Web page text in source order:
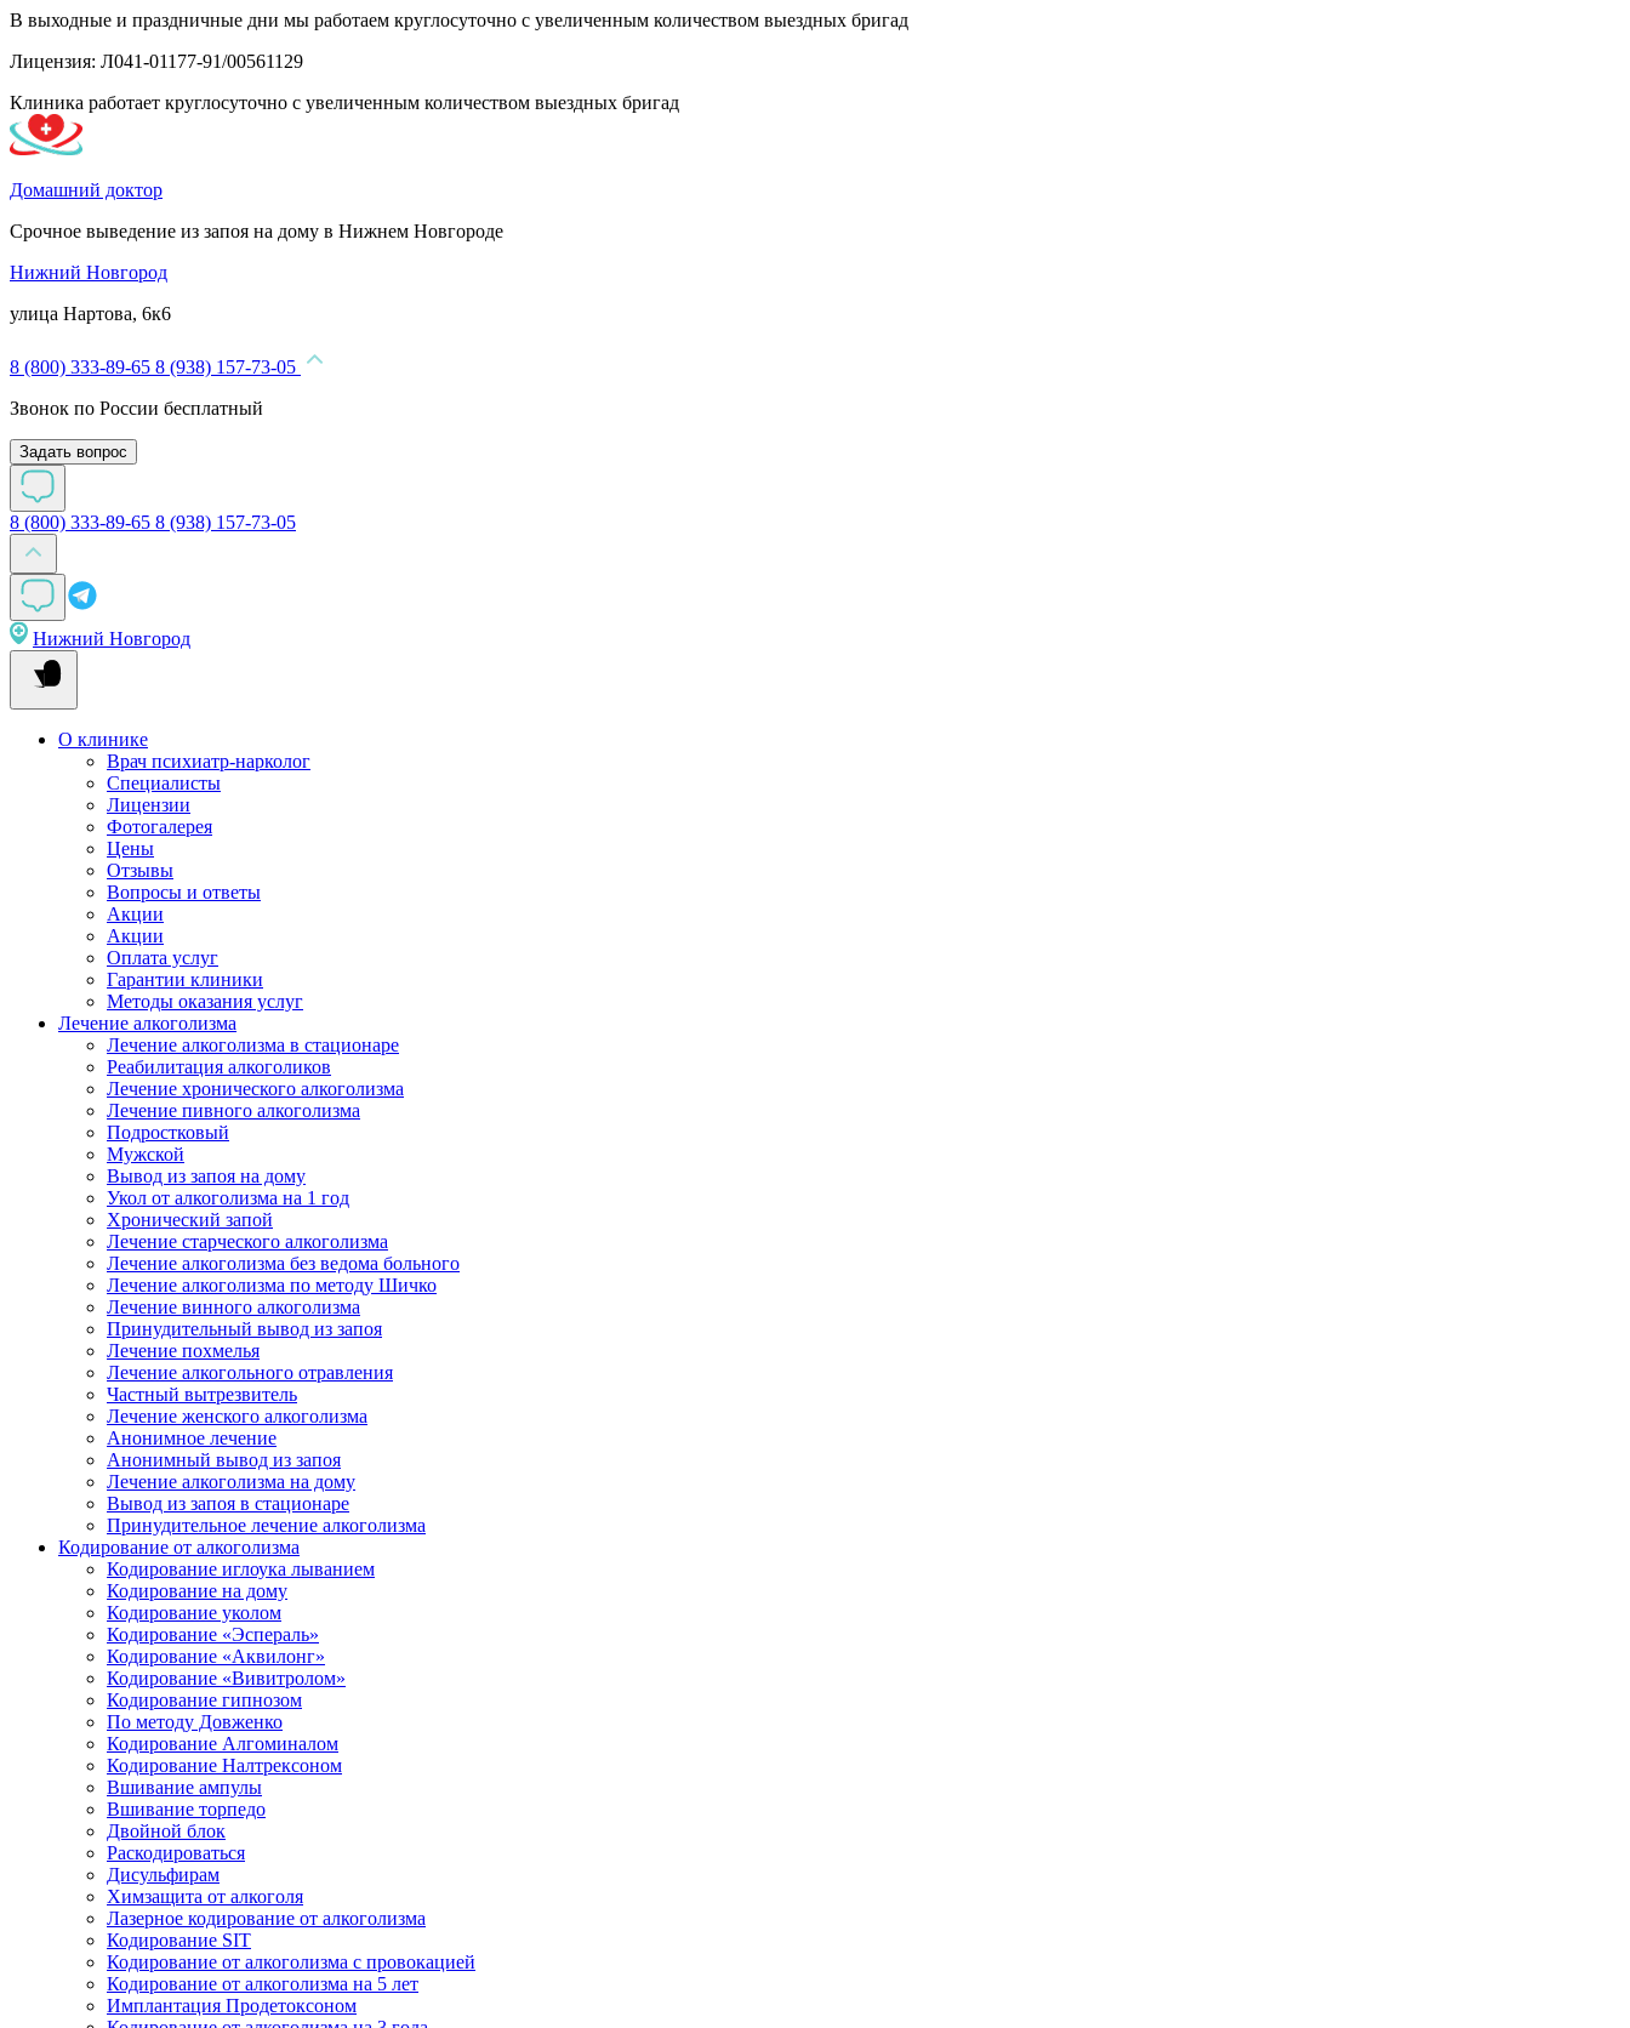
В выходные и праздничные дни мы работаем круглосуточно с увеличенным количеством выездных бригад
Лицензия: Л041-01177-91/00561129
Клиника работает круглосуточно с увеличенным количеством выездных бригад
Домашний доктор
Срочное выведение из запоя на дому в Нижнем Новгороде
Нижний Новгород
улица Нартова, 6к6
8 (800) 333-89-65 8 (938) 157-73-05
Звонок по России бесплатный
Задать вопрос
8 (800) 333-89-65 8 (938) 157-73-05
Нижний Новгород
О клинике
Врач психиатр-нарколог
Специалисты
Лицензии
Фотогалерея
Цены
Отзывы
Вопросы и ответы
Акции
Акции
Оплата услуг
Гарантии клиники
Методы оказания услуг
Лечение алкоголизма
Лечение алкоголизма в стационаре
Реабилитация алкоголиков
Лечение хронического алкоголизма
Лечение пивного алкоголизма
Подростковый
Мужской
Вывод из запоя на дому
Укол от алкоголизма на 1 год
Хронический запой
Лечение старческого алкоголизма
Лечение алкоголизма без ведома больного
Лечение алкоголизма по методу Шичко
Лечение винного алкоголизма
Принудительный вывод из запоя
Лечение похмелья
Лечение алкогольного отравления
Частный вытрезвитель
Лечение женского алкоголизма
Анонимное лечение
Анонимный вывод из запоя
Лечение алкоголизма на дому
Вывод из запоя в стационаре
Принудительное лечение алкоголизма
Кодирование от алкоголизма
Кодирование иглоука лыванием
Кодирование на дому
Кодирование уколом
Кодирование «Эспераль»
Кодирование «Аквилонг»
Кодирование «Вивитролом»
Кодирование гипнозом
По методу Довженко
Кодирование Алгоминалом
Кодирование Налтрексоном
Вшивание ампулы
Вшивание торпедо
Двойной блок
Раскодироваться
Дисульфирам
Химзащита от алкоголя
Лазерное кодирование от алкоголизма
Кодирование SIT
Кодирование от алкоголизма с провокацией
Кодирование от алкоголизма на 5 лет
Имплантация Продетоксоном